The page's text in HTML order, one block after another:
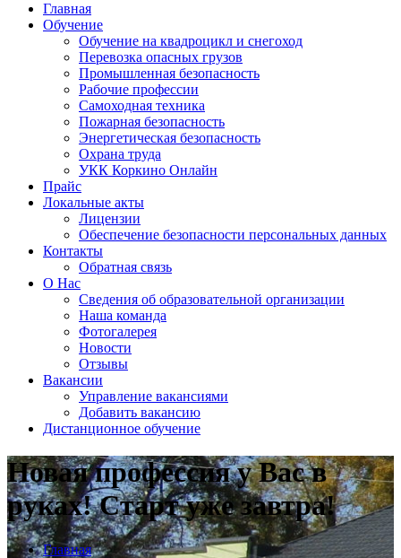
Главная
Обучение
Обучение на квадроцикл и снегоход
Перевозка опасных грузов
Промышленная безопасность
Рабочие профессии
Самоходная техника
Пожарная безопасность
Энергетическая безопасность
Охрана труда
УКК Коркино Онлайн
Прайс
Локальные акты
Лицензии
Обеспечение безопасности персональных данных
Контакты
Обратная связь
О Нас
Сведения об образовательной организации
Наша команда
Фотогалерея
Новости
Отзывы
Вакансии
Управление вакансиями
Добавить вакансию
Дистанционное обучение
Новая профессия у Вас в
руках! Старт уже завтра!
Главная